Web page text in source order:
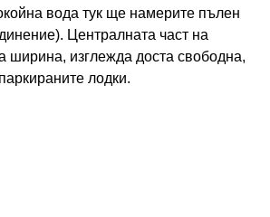
вода тук ще намерите пълен
Централната част на
ширина, изглежда доста свободна,
лодки.